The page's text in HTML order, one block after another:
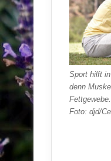
Sport hilft
denn
Fettgewebe.
Foto: djd/